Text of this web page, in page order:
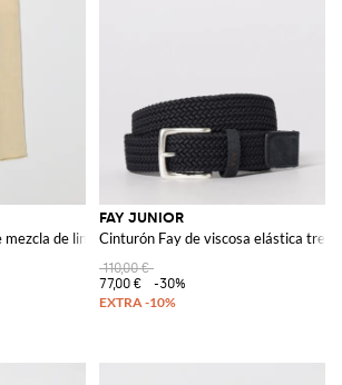
de lino
FAY JUNIOR
Cinturón Fay de viscosa elástica
110,00 €
77,00 €
-30%